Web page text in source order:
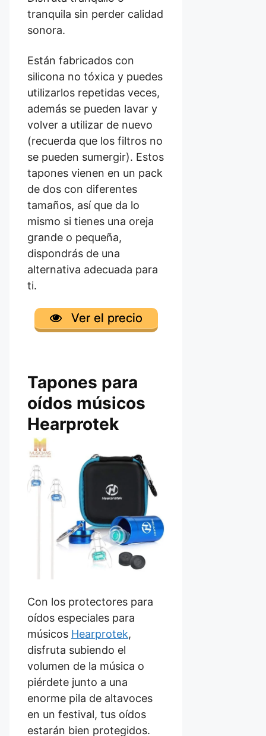
tranquila sin perder calidad
sonora.
Están fabricados con
silicona no tóxica y puedes
utilizarlos repetidas veces,
además se pueden lavar y
volver a utilizar de nuevo
(recuerda que los filtros no
se pueden sumergir). Estos
tapones vienen en un pack
de dos con diferentes
tamaños, así que da lo
mismo si tienes una oreja
grande o pequeña,
dispondrás de una
alternativa adecuada para
ti.
Ver el precio
Tapones para
oídos músicos
Hearprotek
Con los protectores para
oídos especiales para
músicos Hearprotek,
disfruta subiendo el
volumen de la música o
piérdete junto a una
enorme pila de altavoces
en un festival, tus oídos
estarán bien protegidos.